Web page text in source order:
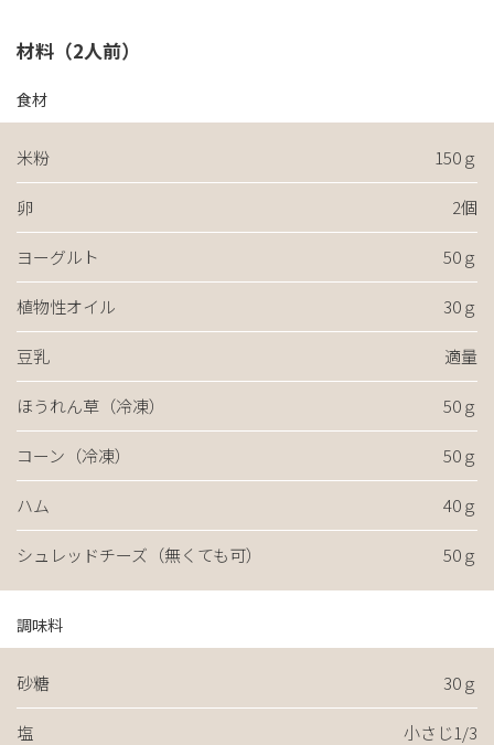
材料（2人前）
食材
米粉 150ｇ
卵 2個
ヨーグルト 50ｇ
植物性オイル 30ｇ
豆乳 適量
ほうれん草（冷凍） 50ｇ
コーン（冷凍） 50ｇ
ハム 40ｇ
シュレッドチーズ（無くても可） 50ｇ
調味料
砂糖 30ｇ
塩 小さじ1/3